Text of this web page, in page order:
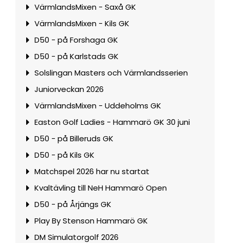
VärmlandsMixen - Saxå GK
VärmlandsMixen - Kils GK
D50 - på Forshaga GK
D50 - på Karlstads GK
Solslingan Masters och Värmlandsserien
Juniorveckan 2026
VärmlandsMixen - Uddeholms GK
Easton Golf Ladies - Hammarö GK 30 juni
D50 - på Billeruds GK
D50 - på Kils GK
Matchspel 2026 har nu startat
Kvaltävling till NeH Hammarö Open
D50 - på Årjängs GK
Play By Stenson Hammarö GK
DM Simulatorgolf 2026